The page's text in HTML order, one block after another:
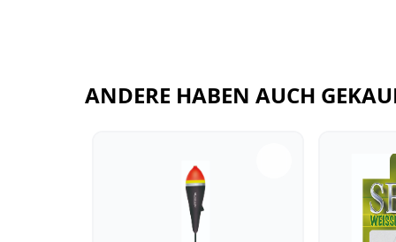
ANDERE HABEN AUCH